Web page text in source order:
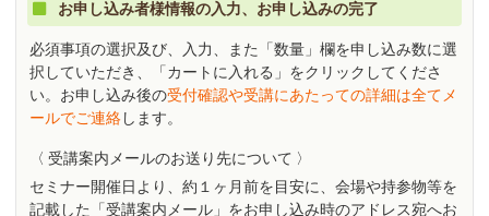
お申し込み者様情報の入力、お申し込みの完了
必須事項の選択及び、入力、また「数量」欄を申し込み数に選
択していただき、「カートに入れる」をクリックしてくださ
い。お申し込み後の受付確認や受講にあたっての詳細は全てメ
ールでご連絡します。
〈 受講案内メールのお送り先について 〉
セミナー開催日より、約１ヶ月前を目安に、会場や持参物等を
記載した「受講案内メール」をお申し込み時のアドレス宛へお